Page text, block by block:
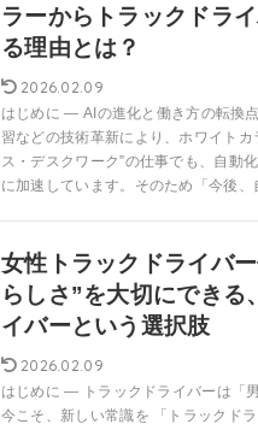
ラーからトラックドラ
る理由とは？
2026.02.09
はじめに ― AIの進化と働き方の転換
習などの技術革新により、ホワイトカ
ス・デスクワーク”の仕事でも、自動
に加速しています。そのため「今後、
女性トラックドライバ
らしさ”を大切にできる
イバーという選択肢
2026.02.09
はじめに — トラックドライバーは「
今こそ、新しい常識を 「トラックド